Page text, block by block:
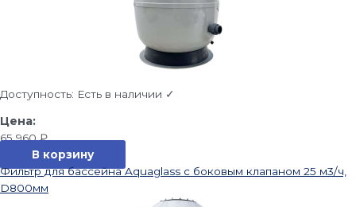
Доступность: Есть в наличии ✓
65 960₽
В корзину
Фильтр для бассейна Aquaglass с боковым клапаном 25 м3/ч,
D800мм